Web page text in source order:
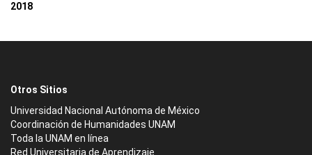
2018
Otros Sitios
Universidad Nacional Autónoma de México
Coordinación de Humanidades UNAM
Toda la UNAM en línea
Red Universitaria de Aprendizaje